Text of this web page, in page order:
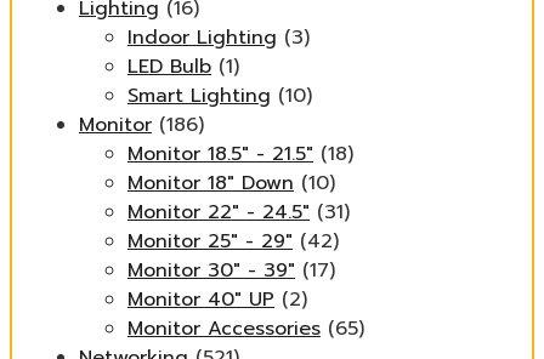
Lighting (16)
Indoor Lighting (3)
LED Bulb (1)
Smart Lighting (10)
Monitor (186)
Monitor 18.5" - 21.5" (18)
Monitor 18" Down (10)
Monitor 22" - 24.5" (31)
Monitor 25" - 29" (42)
Monitor 30" - 39" (17)
Monitor 40" UP (2)
Monitor Accessories (65)